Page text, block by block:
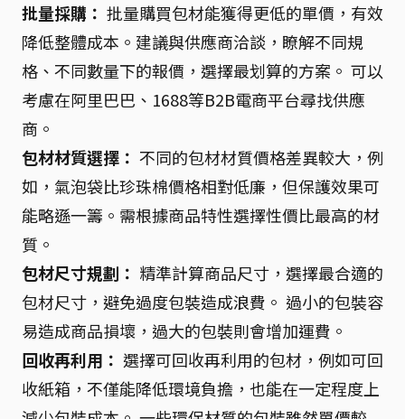
批量採購： 批量購買包材能獲得更低的單價，有效
降低整體成本。建議與供應商洽談，瞭解不同規
格、不同數量下的報價，選擇最划算的方案。 可以
考慮在阿里巴巴、1688等B2B電商平台尋找供應
商。
包材材質選擇： 不同的包材材質價格差異較大，例
如，氣泡袋比珍珠棉價格相對低廉，但保護效果可
能略遜一籌。需根據商品特性選擇性價比最高的材
質。
包材尺寸規劃： 精準計算商品尺寸，選擇最合適的
包材尺寸，避免過度包裝造成浪費。 過小的包裝容
易造成商品損壞，過大的包裝則會增加運費。
回收再利用： 選擇可回收再利用的包材，例如可回
收紙箱，不僅能降低環境負擔，也能在一定程度上